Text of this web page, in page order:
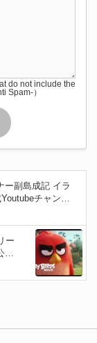
do not include the
Spam-）
ー副島成記 イラ
チャンネ
ー